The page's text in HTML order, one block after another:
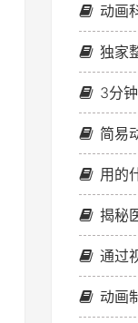
动画
独家
3分钟
简易
用的
揭秘
通过
动画